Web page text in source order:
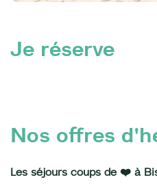
Je réserve
Nos offres
Les séjours coups de ❤️ à